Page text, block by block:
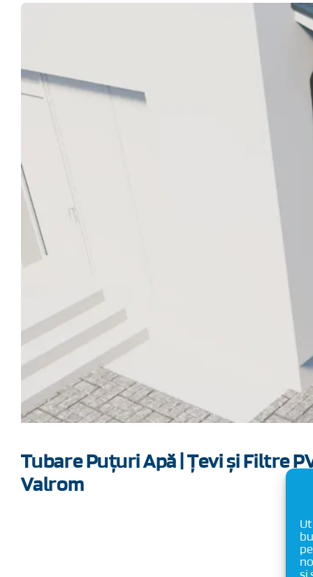
Tubare Puțuri Apă | Țevi și Filtre
Valrom